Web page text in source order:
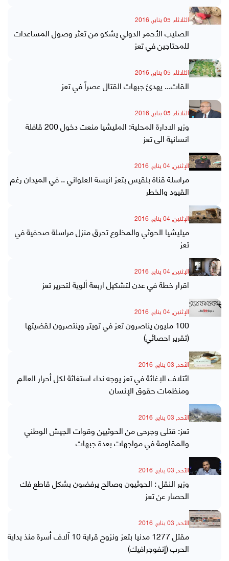
الثلاثاء, 05 يناير, 2016
الصليب الأحمر الدولي يشكو من تعثر وصول المساعدات
للمحتاجين في تعز
الثلاثاء, 05 يناير, 2016
القات... يهدئ جبهات القتال عصراً في تعز
الثلاثاء, 05 يناير, 2016
وزير الادارة المحلية: المليشيا منعت دخول 200 قافلة
انسانية الى تعز
الإثنين, 04 يناير, 2016
مراسلة قناة بلقيس بتعز انيسة العلواني .. في الميدان رغم
القيود والخطر
الإثنين, 04 يناير, 2016
ميليشيا الحوثي والمخلوع تحرق منزل مراسلة صحفية في
تعز
الإثنين, 04 يناير, 2016
اقرار خطة في عدن لتشكيل اربعة ألوية لتحرير تعز
الإثنين, 04 يناير, 2016
100 مليون يناصرون تعز في تويتر وينتصرون لقضيتها
(تقرير احصائي)
الأحد, 03 يناير, 2016
ائتلاف الإغاثة في تعز يوجه نداء استغاثة لكل أحرار العالم
ومنظمات حقوق الإنسان
الأحد, 03 يناير, 2016
تعز: قتلى وجرحى من الحوثيين وقوات الجيش الوطني
والمقاومة في مواجهات بعدة جبهات
الأحد, 03 يناير, 2016
وزير النقل : الحوثيون وصالح يرفضون بشكل قاطع فك
الحصار عن تعز
الأحد, 03 يناير, 2016
مقتل 1277 مدنيا بتعز ونزوح قرابة 10 آلاف أسرة منذ بداية
الحرب (إنفوجرافيك)